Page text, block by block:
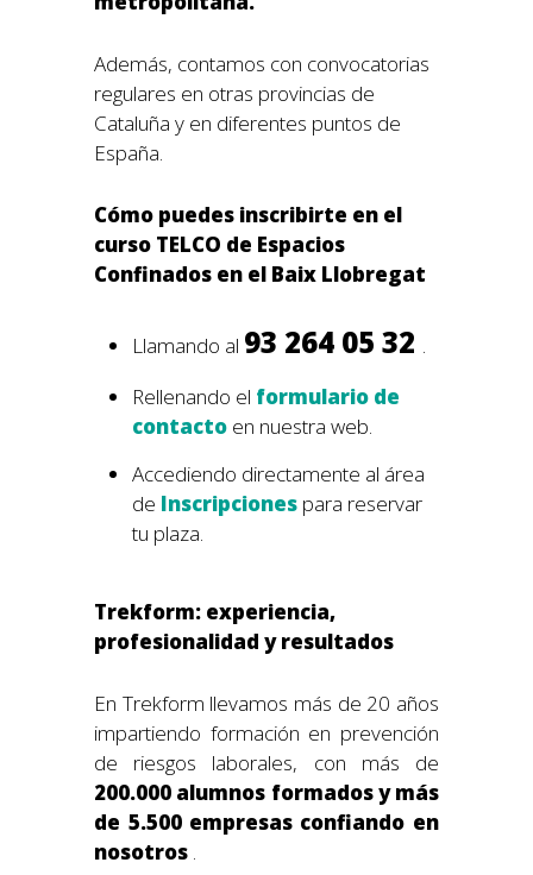
Además, contamos con convocatorias
regulares en otras provincias de
Cataluña y en diferentes puntos de
España.
Cómo puedes inscribirte en el
curso TELCO de Espacios
Confinados en el Baix Llobregat
Llamando al 93 264 05 32 .
Rellenando el formulario de
contacto en nuestra web.
Accediendo directamente al área
de Inscripciones para reservar
tu plaza.
Trekform: experiencia,
profesionalidad y resultados
En Trekform llevamos más de 20 años
impartiendo formación en prevención
de riesgos laborales, con más de
200.000 alumnos formados y más
de 5.500 empresas confiando en
nosotros .